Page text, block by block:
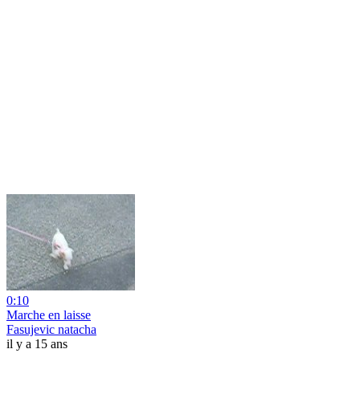
0:10
Marche en laisse
Fasujevic natacha
il y a 15 ans